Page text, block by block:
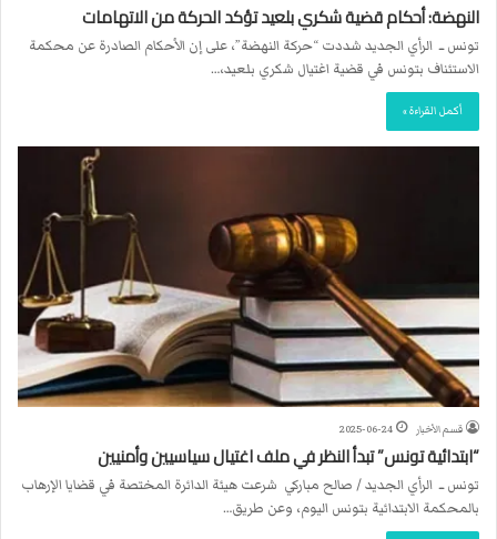
النهضة: أحكام قضية شكري بلعيد تؤكد الحركة من الاتهامات
تونس ــ الرأي الجديد شددت “حركة النهضة”، على إن الأحكام الصادرة عن محكمة
الاستئناف بتونس في قضية اغتيال شكري بلعيد،…
أكمل القراءة »
قسم الأخبار 2025-06-24
“ابتدائية تونس” تبدأ النظر في ملف اغتيال سياسيين وأمنيين
تونس ــ الرأي الجديد / صالح مباركي شرعت هيئة الدائرة المختصة في قضايا الإرهاب
بالمحكمة الابتدائية بتونس اليوم، وعن طريق…